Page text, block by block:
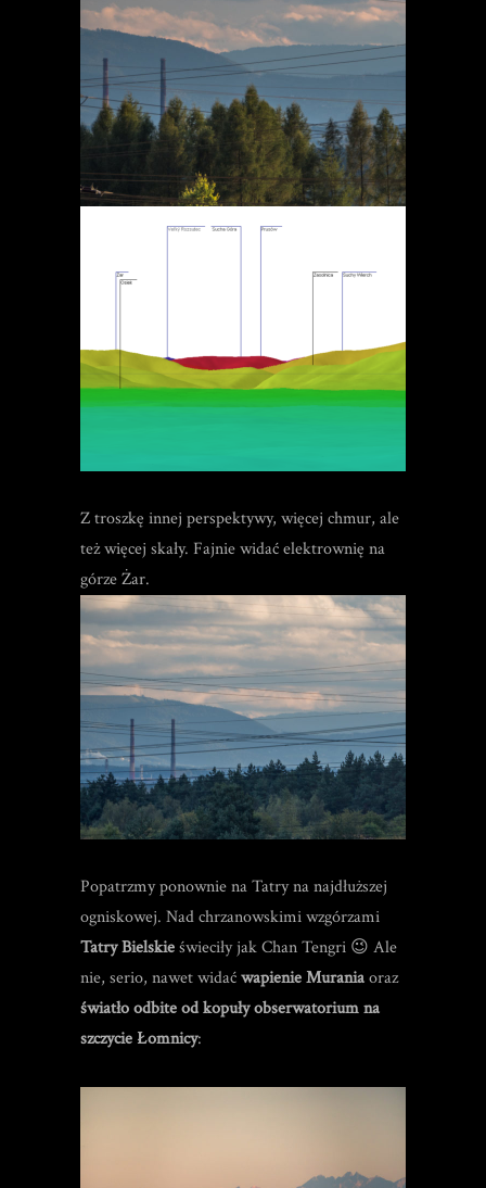
Z troszkę innej perspektywy, więcej chmur, ale
też więcej skały. Fajnie widać elektrownię na
górze Żar.
Popatrzmy ponownie na Tatry na najdłuższej
ogniskowej. Nad chrzanowskimi wzgórzami
Tatry Bielskieświeciły jak Chan Tengri 😉 Ale
nie, serio, nawet widaćwapienie Muraniaoraz
światło odbite od kopuły obserwatorium na
szczycie Łomnicy: